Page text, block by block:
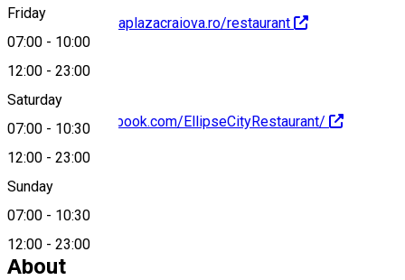
Friday
07:00 - 10:00
12:00 - 23:00
Saturday
07:00 - 10:30
12:00 - 23:00
Sunday
07:00 - 10:30
12:00 - 23:00
http://www.ramadaplazacraiova.ro/restaurant
https://www.facebook.com/EllipseCityRestaurant/
+40 758 071 610
About